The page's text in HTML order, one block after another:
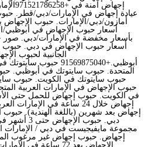
إجهاض
عيادة إجهاض في الإمارات/دبي/قطر.
أمازون/دبي/الإمارات. حبوب
أسعار حبوب الإجهاض في أبوظبي/
بأسعار مخفضة في الإمارات/دبي.
أسعار حبوب الإجهاض في دبي. حبوب
الجانبية لحبوب
أبوظبي.+91569875040
المتحدة. حبوب سايتوتك في أبوظبي.
حبوب سايتوتك في الكويت. حبوب
إجهاض خلال 24 ساعة في
إجهاض بعد شهرين (باللغة الهندية).
الإجهاض بعد 72 ساعة